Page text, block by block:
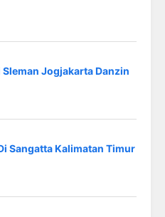
Jogjakarta Danzin
Sangatta Kalimatan Timur